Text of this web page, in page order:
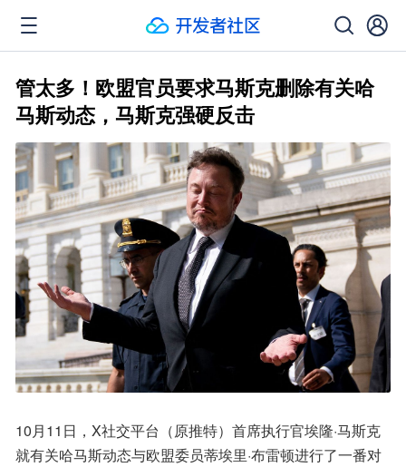
管太多！欧盟官员要求马斯克删除有关哈
马斯动态，马斯克强硬反击
10月11日，X社交平台（原推特）首席执行官埃隆·马斯克
就有关哈马斯动态与欧盟委员蒂埃里·布雷顿进行了一番对